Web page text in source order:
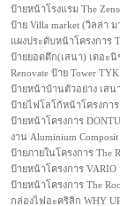
ป้ายหน้าโรงแรม The
ป้าย Villa market (วิลล่า
แผงประดับหน้าโครงการ
ป้ายยอดตึก(เสนา) เดอะนิ
Renovate ป้าย Tower
ป้ายหน้าบ้านตัวอย่าง เสน
ป้ายไฟโลโก้หน้าโครงกา
ป้ายหน้าโครงการ
งาน Aluminium
ป้ายภายในโครงการ The
ป้ายหน้าโครงการ
ป้ายหน้าโครงการ The
กล่องไฟอะคริลิก WHY